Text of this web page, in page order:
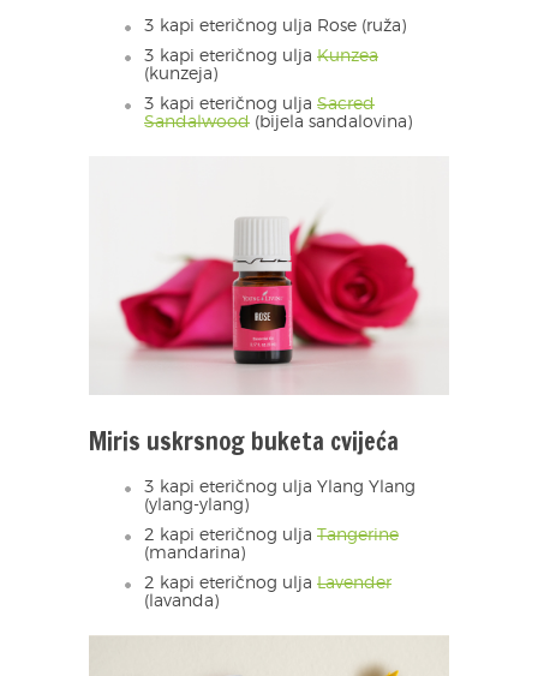
3 kapi eteričnog ulja Rose (ruža)
3 kapi eteričnog ulja Kunzea
(kunzeja)
3 kapi eteričnog ulja Sacred
Sandalwood (bijela sandalovina)
Miris uskrsnog buketa cvijeća
3 kapi eteričnog ulja Ylang Ylang
(ylang-ylang)
2 kapi eteričnog ulja Tangerine
(mandarina)
2 kapi eteričnog ulja Lavender
(lavanda)